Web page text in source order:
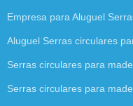
Empresa para Aluguel
Aluguel Serras circulares
Serras circulares para
Serras circulares para